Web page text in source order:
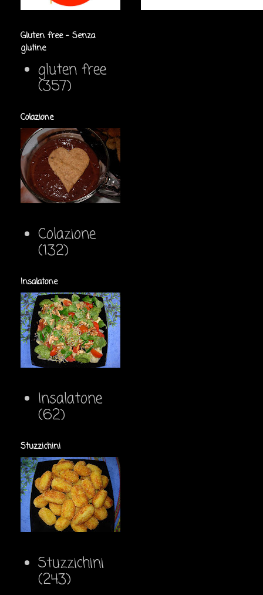
Gluten free - Senza
glutine
gluten free
(357)
Colazione
Colazione
(132)
Insalatone
Insalatone
(62)
Stuzzichini
Stuzzichini
(243)